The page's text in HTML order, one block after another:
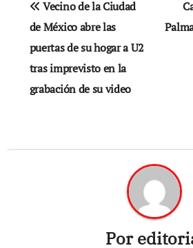
de
entradas
Vecino de la Ciudad
de México abre las
puertas de su hogar a U2
tras imprevisto en la
grabación de su video
Por